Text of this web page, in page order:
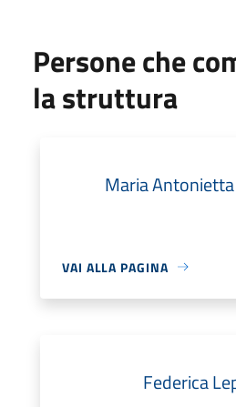
Persone che
la struttura
Maria
VAI ALLA PAGINA
Federica